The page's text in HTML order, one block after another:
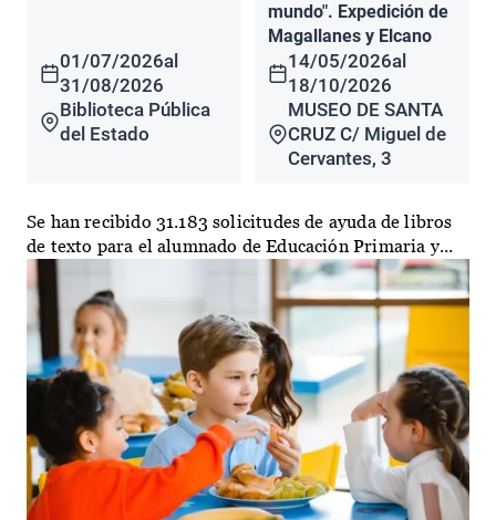
01/07/2026al
31/08/2026
Biblioteca Pública
del Estado
mundo". Expedición de
Magallanes y Elcano
14/05/2026al
18/10/2026
MUSEO DE SANTA
CRUZ C/ Miguel de
Cervantes, 3
Se han recibido 31.183 solicitudes de ayuda de libros
de texto para el alumnado de Educación Primaria y...